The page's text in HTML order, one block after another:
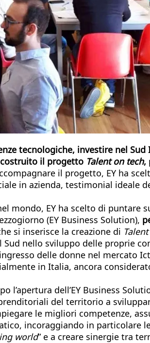
tecnologiche, investire nel
costruito il progetto Talent on tech,
il progetto, EY ha
in azienda, testimonial ideale
mondo, EY ha scelto di puntare
(EY Business Solution),
si inserisce la creazione di
nello sviluppo delle proprie
delle donne nel mercato
in Italia, ancora
l’apertura dell’EY Business
del territorio a
le migliori competenze,
incoraggiando in particolare
world” e a creare sinergie tra